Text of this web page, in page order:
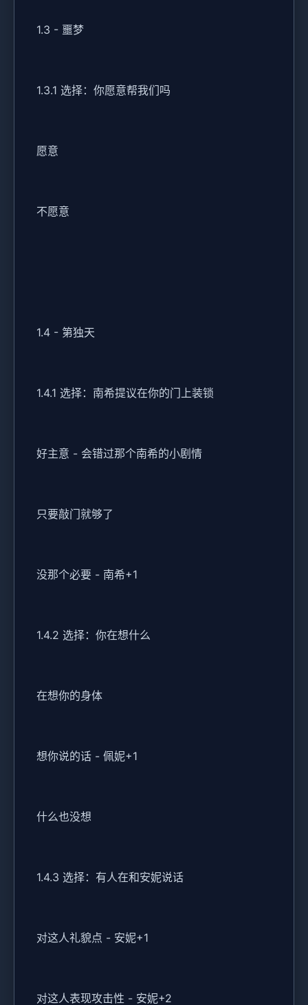
1.3 - 噩梦
1.3.1 选择：你愿意帮我们吗
愿意
不愿意
1.4 - 第独天
1.4.1 选择：南希提议在你的门上装锁
好主意 - 会错过那个南希的小剧情
只要敲门就够了
没那个必要 - 南希+1
1.4.2 选择：你在想什么
在想你的身体
想你说的话 - 佩妮+1
什么也没想
1.4.3 选择：有人在和安妮说话
对这人礼貌点 - 安妮+1
对这人表现攻击性 - 安妮+2